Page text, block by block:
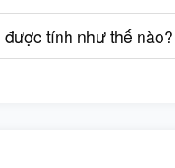
tính như thế nào?